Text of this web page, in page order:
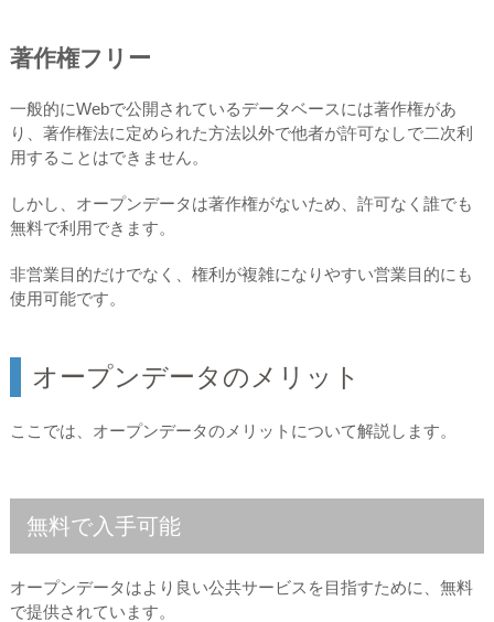
著作権フリー
一般的にWebで公開されているデータベースには著作権があ
り、著作権法に定められた方法以外で他者が許可なしで二次利
用することはできません。
しかし、オープンデータは著作権がないため、許可なく誰でも
無料で利用できます。
非営業目的だけでなく、権利が複雑になりやすい営業目的にも
使用可能です。
オープンデータのメリット
ここでは、オープンデータのメリットについて解説します。
無料で入手可能
オープンデータはより良い公共サービスを目指すために、無料
で提供されています。